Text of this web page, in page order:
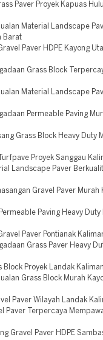
Paver Proyek Kapuas
Material Landscape
Barat
Paver HDPE Kayong
Grass Block
Material Landscape
Permeable Paving
Grass Block Heavy Duty
Proyek Sanggau
Landscape Paver
Gravel Paver Murah
Paving Heavy Duty
Paver Pontianak
Grass Paver Heavy
Proyek Landak
Grass Block Murah
Paver Wilayah Landak
Paver Terpercaya
Gravel Paver HDPE